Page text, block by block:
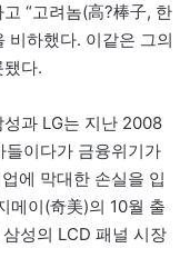
“고려놈(高?棒子, 한
비하했다. 이같은 그의
됐다.
과 LG는 지난 2008
들이다가 금융위기가
에 막대한 손실을 입
메이(奇美)의 10월 출
성의 LCD 패널 시장